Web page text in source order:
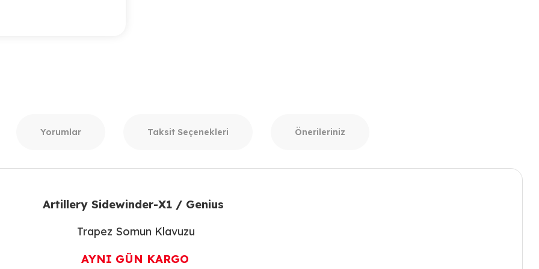
Yorumlar Taksit Seçenekleri Önerileriniz
Artillery Sidewinder-X1 / Genius
Trapez Somun Klavuzu
AYNI GÜN KARGO